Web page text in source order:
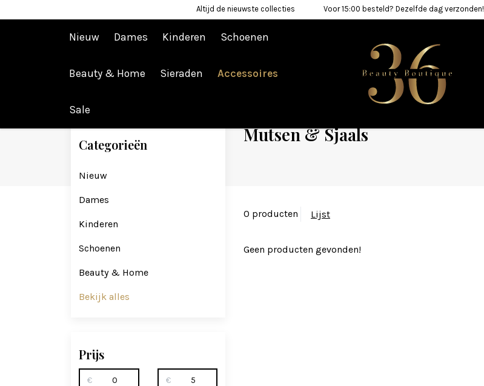
Altijd de nieuwste collecties Voor 15:00 besteld? Dezelfde dag verzonden!
Nieuw Dames Kinderen Schoenen
Beauty & Home Sieraden Accessoires
SaleTerug naar home
Mutsen & Sjaals
0 producten Lijst
Geen producten gevonden!
Categorieën
Nieuw
Dames
Kinderen
Schoenen
Beauty & Home
Bekijk alles
Prijs
€ €